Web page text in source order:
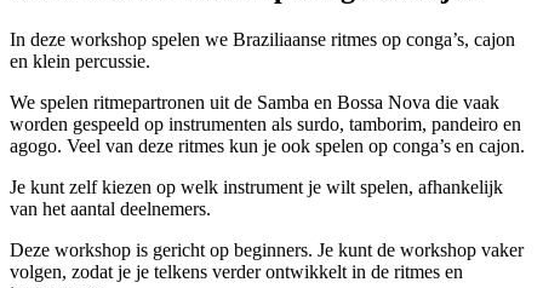
In deze workshop spelen we Braziliaanse ritmes op conga’s, cajon
en klein percussie.
We spelen ritmepartronen uit de Samba en Bossa Nova die vaak
worden gespeeld op instrumenten als surdo, tamborim, pandeiro en
agogo. Veel van deze ritmes kun je ook spelen op conga’s en cajon.
Je kunt zelf kiezen op welk instrument je wilt spelen, afhankelijk
van het aantal deelnemers.
Deze workshop is gericht op beginners. Je kunt de workshop vaker
volgen, zodat je je telkens verder ontwikkelt in de ritmes en